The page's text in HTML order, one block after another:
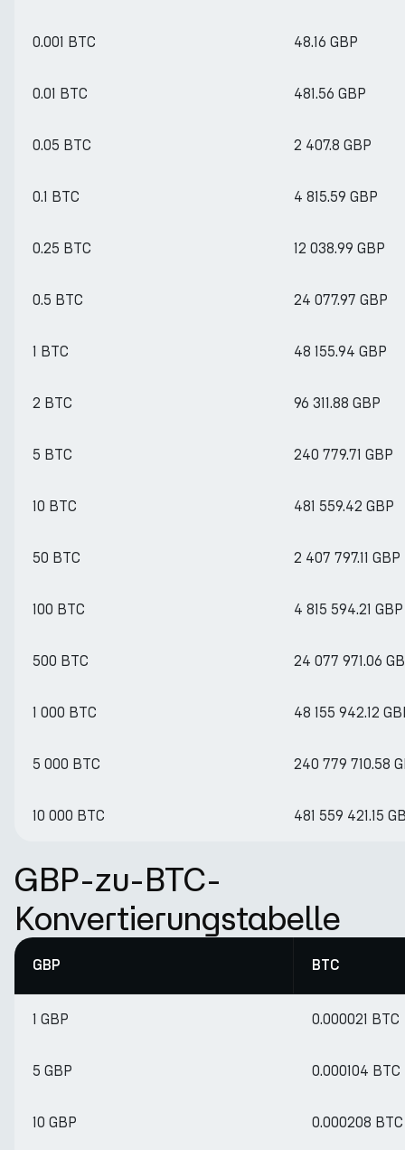
0.001 BTC 48.16 GBP
0.01 BTC 481.56 GBP
0.05 BTC 2 407.8 GBP
0.1 BTC 4 815.59 GBP
0.25 BTC 12 038.99 GBP
0.5 BTC 24 077.97 GBP
1 BTC 48 155.94 GBP
2 BTC 96 311.88 GBP
5 BTC 240 779.71 GBP
10 BTC 481 559.42 GBP
50 BTC 2 407 797.11 GBP
100 BTC 4 815 594.21 GBP
500 BTC 24 077 971.06
1 000 BTC 48 155 942.12
5 000 BTC 240 779 710.58
10 000 BTC 481 559 421.15
GBP-zu-BTC-
Konvertierungstabelle
GBP BTC
1 GBP 0.000021 BTC
5 GBP 0.000104 BTC
10 GBP 0.000208 BTC